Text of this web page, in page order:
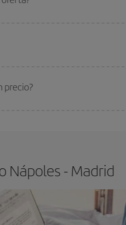
precio?
Nápoles - Madrid